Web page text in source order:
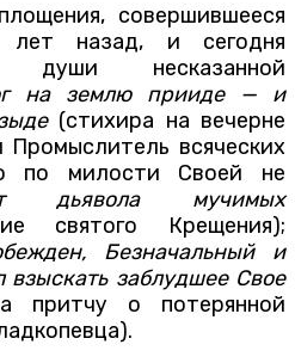
совершившееся
назад, и сегодня
души несказанной
на землю прииде — и
(стихира на вечерне
всяческих
по милости Своей не
дьявола мучимых
святого Крещения);
Безначальный и
заблудшее Свое
притчу о потерянной